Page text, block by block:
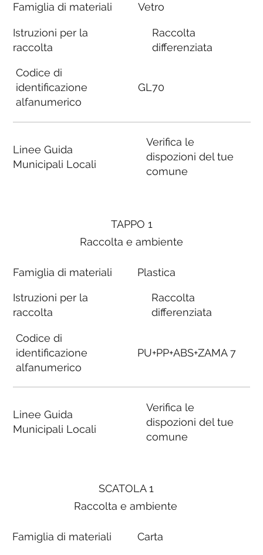
Famiglia di materiali
Istruzioni per la
raccolta
Codice di
identificazione
alfanumerico
Linee Guida
Municipali Locali
Vetro
Raccolta
differenziata
GL70
Verifica le
dispozioni del tue
comune
SCATOLA 1
Raccolta e ambiente
Famiglia di materiali Carta
TAPPO 1
Raccolta e ambiente
Famiglia di materiali
Istruzioni per la
raccolta
Codice di
identificazione
alfanumerico
Linee Guida
Municipali Locali
Plastica
Raccolta
differenziata
PU+PP+ABS+ZAMA 7
Verifica le
dispozioni del tue
comune